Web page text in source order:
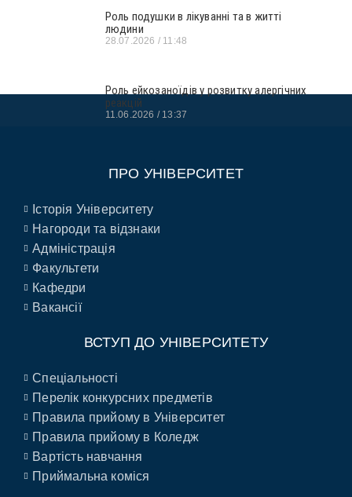
Роль подушки в лікуванні та в житті
людини
28.07.2026 11:48
Роль ейкозаноїдів у розвитку алергічних
реакцій
11.06.2026 13:37
ПРО УНІВЕРСИТЕТ
Історія Університету
Нагороди та відзнаки
Адміністрація
Факультети
Кафедри
Вакансії
ВСТУП ДО УНІВЕРСИТЕТУ
Спеціальності
Перелік конкурсних предметів
Правила прийому в Університет
Правила прийому в Коледж
Вартість навчання
Приймальна коміся